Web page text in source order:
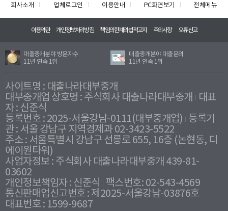
회사소개 업체로그인 이용안내 PC화면보기 전체메뉴
이용약관 개인정보처리방침 책임의한계와법적고지 주의사항 오류신고
대출중개분야 방문자수
11년 연속 1위
대출중개분야 대출문의
11년 연속 1위
사이트명 : 대출나라대부중개
대부중개업 상호명 : 주식회사 대출나라대부중개
대표
자 : 신준식
등록번호 : 2025-서울강남-0111(대부중개업) 등록기
관 : 서울 강남구 지역경제과 02-3423-5522
주소 : 서울특별시 강남구 선릉로 655, 16층 (논현동, 디
에이원타워)
사업자정보 : 주식회사 대출나라대부중개 439-81-
03602
개인정보책임자 : 신준식
팩스번호: 02-543-4569
통신판매업신고번호 : 제2025-서울강남-03876호
대표번호 : 1599-9687